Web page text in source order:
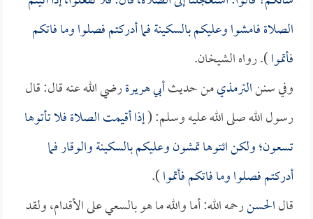
الصلاة فامشوا وعليكم بالسكينة فما أدركتم فصلوا وما فاتكم
فأتموا). رواه الشيخان.
وفي سننالترمذيمن حديثأبي هريرةرضي الله عنه قال: قال
رسول الله صلى الله عليه وسلم: (إذا أقيمت الصلاة فلا تأتوها
تسعون؛ ولكن ائتوها تمشون وعليكم بالسكينة والوقار فما
أدركتم فصلوا وما فاتكم فأتموا).
قالالحسنرحمه الله: أما والله ما هو بالسعي على الأقدام، ولقد